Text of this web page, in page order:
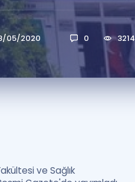
Konu Anlatımı
05/2020 0 3214
ve Sağlık